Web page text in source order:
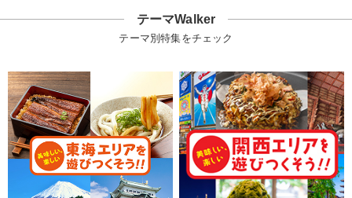
テーマWalker
テーマ別特集をチェック